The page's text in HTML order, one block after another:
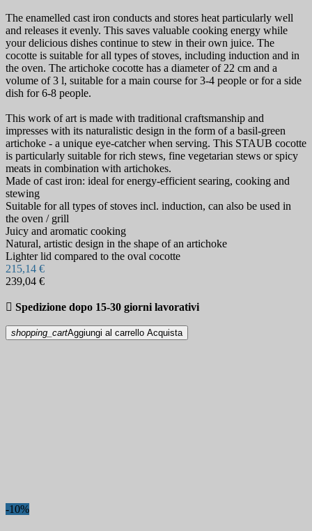
The enamelled cast iron conducts and stores heat particularly well
and releases it evenly. This saves valuable cooking energy while
your delicious dishes continue to stew in their own juice. The
cocotte is suitable for all types of stoves, including induction and in
the oven. The artichoke cocotte has a diameter of 22 cm and a
volume of 3 l, suitable for a main course for 3-4 people or for a side
dish for 6-8 people.
This work of art is made with traditional craftsmanship and
impresses with its naturalistic design in the form of a basil-green
artichoke - a unique eye-catcher when serving. This STAUB cocotte
is particularly suitable for rich stews, fine vegetarian stews or spicy
meats in combination with artichokes.
Made of cast iron: ideal for energy-efficient searing, cooking and
stewing
Suitable for all types of stoves incl. induction, can also be used in
the oven / grill
Juicy and aromatic cooking
Natural, artistic design in the shape of an artichoke
Lighter lid compared to the oval cocotte
215,14 €
239,04 €
 Spedizione dopo 15-30 giorni lavorativi
shopping_cartAggiungi al carrello Acquista
-10%